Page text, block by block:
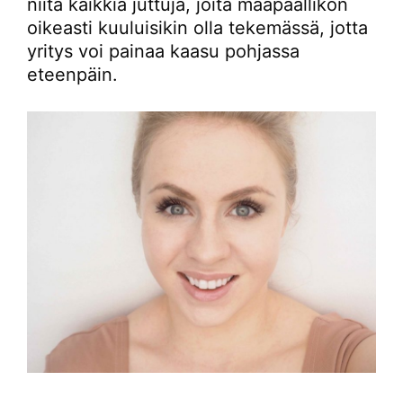
niitä kaikkia juttuja, joita maapäällikön
oikeasti kuuluisikin olla tekemässä, jotta
yritys voi painaa kaasu pohjassa
eteenpäin.